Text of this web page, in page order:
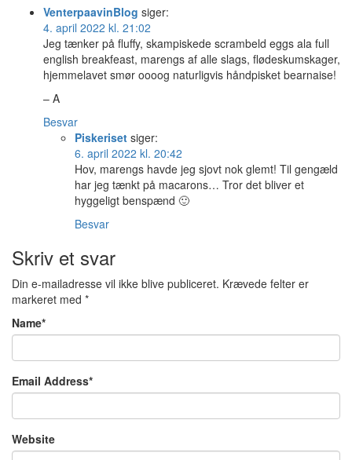
VenterpaavinBlog siger:
4. april 2022 kl. 21:02
Jeg tænker på fluffy, skampiskede scrambeld eggs ala full
english breakfeast, marengs af alle slags, flødeskumskager,
hjemmelavet smør oooog naturligvis håndpisket bearnaise!
– A
Besvar
Piskeriset siger:
6. april 2022 kl. 20:42
Hov, marengs havde jeg sjovt nok glemt! Til gengæld
har jeg tænkt på macarons… Tror det bliver et
hyggeligt benspænd 🙂
Besvar
Skriv et svar
Din e-mailadresse vil ikke blive publiceret. Krævede felter er
markeret med *
Name*
Email Address*
Website